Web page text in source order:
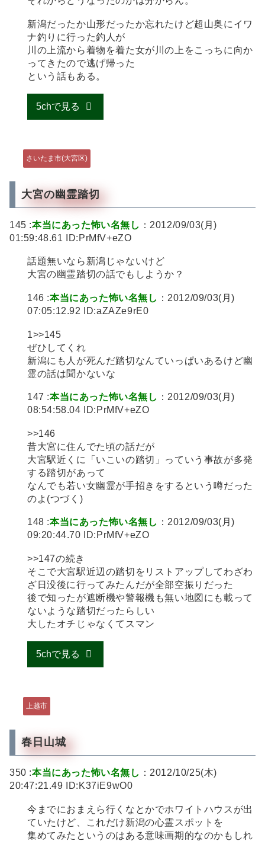
新潟だったか山形だったか忘れたけど超山奥にイワ
ナ釣りに行った釣人が
川の上流から着物を着た女が川の上をこっちに向か
ってきたので逃げ帰った
という話もある。
5chで見る
さいたま市(大宮区)
大宮の幽霊踏切
145 :本当にあった怖い名無し ：2012/09/03(月)
01:59:48.61 ID:PrMfV+eZO
話題無いなら新潟じゃないけど
大宮の幽霊踏切の話でもしようか？
146 :本当にあった怖い名無し ：2012/09/03(月)
07:05:12.92 ID:aZAZe9rE0
1>>145
ぜひしてくれ
新潟にも人が死んだ踏切なんていっぱいあるけど幽
霊の話は聞かないな
147 :本当にあった怖い名無し ：2012/09/03(月)
08:54:58.04 ID:PrMfV+eZO
>>146
昔大宮に住んでた頃の話だが
大宮駅近くに「いこいの踏切」っていう事故が多発
する踏切があって
なんでも若い女幽霊が手招きをするという噂だった
のよ(つづく)
148 :本当にあった怖い名無し ：2012/09/03(月)
09:20:44.70 ID:PrMfV+eZO
>>147の続き
そこで大宮駅近辺の踏切をリストアップしてわざわ
ざ日没後に行ってみたんだが全部空振りだった
後で知ったが遮断機や警報機も無い地図にも載って
ないような踏切だったらしい
大したオチじゃなくてスマン
5chで見る
上越市
春日山城
350 :本当にあった怖い名無し ：2012/10/25(木)
20:47:21.49 ID:K37iE9wO0
今までにおまえら行くなとかでホワイトハウスが出
ていたけど、これだけ新潟の心霊スポットを
集めてみたというのはある意味画期的なのかもしれ